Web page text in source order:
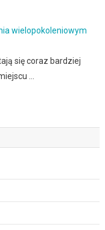
wielopokoleniowym
się coraz bardziej
…